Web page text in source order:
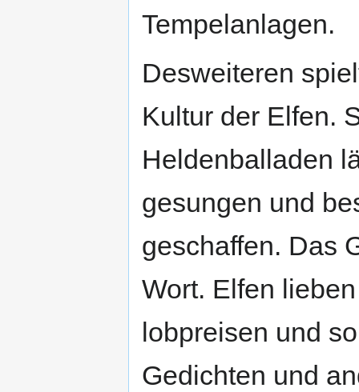
Tempelanlagen.
Desweiteren
Kultur der Elfen.
Heldenballaden
gesungen und
geschaffen. Das
Wort. Elfen
lobpreisen und
Gedichten und